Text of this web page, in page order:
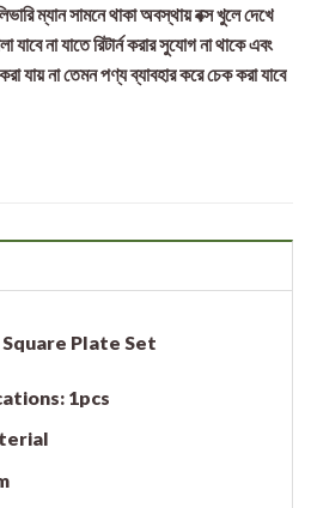
ম্যান সামনে থাকা অবস্থায় বক্স খুলে দেখে
না যাতে রিটার্ন করার সুযোগ না থাকে এবং
যায় না তেমন পণ্য ব্যাবহার করে চেক করা যাবে
Plate Set
1pcs